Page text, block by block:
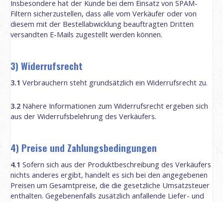
Insbesondere hat der Kunde bei dem Einsatz von SPAM-
Filtern sicherzustellen, dass alle vom Verkäufer oder von
diesem mit der Bestellabwicklung beauftragten Dritten
versandten E-Mails zugestellt werden können.
3) Widerrufsrecht
3.1 Verbrauchern steht grundsätzlich ein Widerrufsrecht zu.
3.2 Nähere Informationen zum Widerrufsrecht ergeben sich
aus der Widerrufsbelehrung des Verkäufers.
4) Preise und Zahlungsbedingungen
4.1 Sofern sich aus der Produktbeschreibung des Verkäufers
nichts anderes ergibt, handelt es sich bei den angegebenen
Preisen um Gesamtpreise, die die gesetzliche Umsatzsteuer
enthalten. Gegebenenfalls zusätzlich anfallende Liefer- und